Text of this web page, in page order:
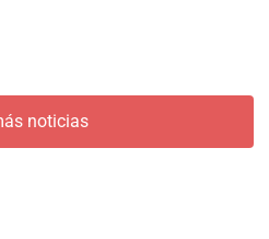
noticias